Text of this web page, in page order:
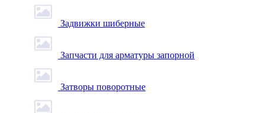
Задвижки шиберные
Запчасти для арматуры запорной
Затворы поворотные